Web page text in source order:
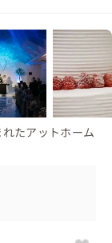
たアットホーム